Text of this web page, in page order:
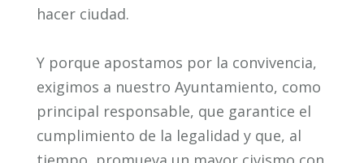
hacer ciudad.
Y porque apostamos por la convivencia,
exigimos a nuestro Ayuntamiento, como
principal responsable, que garantice el
cumplimiento de la legalidad y que, al